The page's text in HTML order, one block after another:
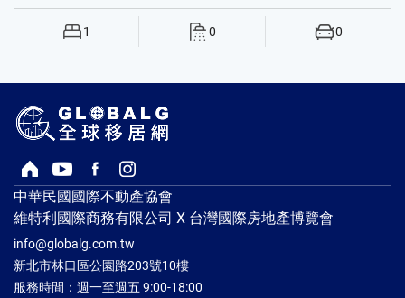
1 0 0
回首頁Youtube頻道
Facebook粉絲專頁
Instagram
中華民國國際不動產協會
維特利國際商務有限公司 X 台灣國際房地產博覽會
info@globalg.com.tw
新北市林口區公園路203號10樓
服務時間：週一至週五 9:00-18:00